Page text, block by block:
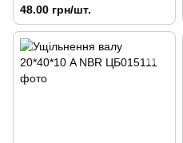
48.00 грн/шт.